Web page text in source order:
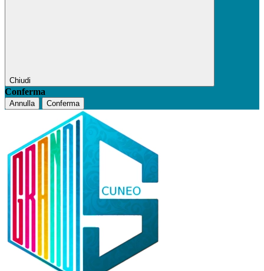
Chiudi
Conferma
Annulla Conferma